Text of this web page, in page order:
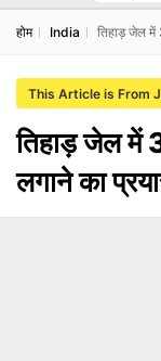
होम India तिहाड़ जेल में
This Article is From
तिहाड़ जेल में
लगाने का